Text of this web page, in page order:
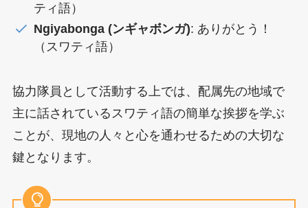
ティ語）
Ngiyabonga (ンギャボンガ): ありがとう！
（スワティ語）
協力隊員として活動する上では、配属先の地域で
主に話されているスワティ語の簡単な挨拶を学ぶ
ことが、現地の人々と心を通わせるための大切な
鍵となります。